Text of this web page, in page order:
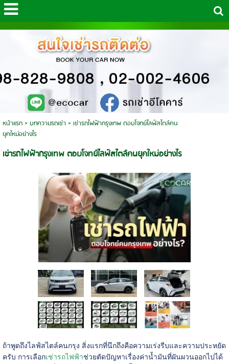
หน้าแรก> บทความรถเช่า > เช่ารถไฟฟ้ากรุงเทพ ตอบโจทย์ไลฟ์สไตล์คน
ยุคใหม่อย่างไร
เช่ารถไฟฟ้ากรุงเทพ ตอบโจทย์ไลฟ์สไตล์คนยุคใหม่อย่างไร
ถ้าพูดถึงไลฟ์สไตล์คนกรุง สิ่งแรกที่นึกถึงคือความเร่งรีบและความประหยัด
ครับ การเลือกเช่ารถไฟฟ้าช่วยตัดปัญหาเรื่องค่าน้ำมันที่ผันผวนออกไปได้